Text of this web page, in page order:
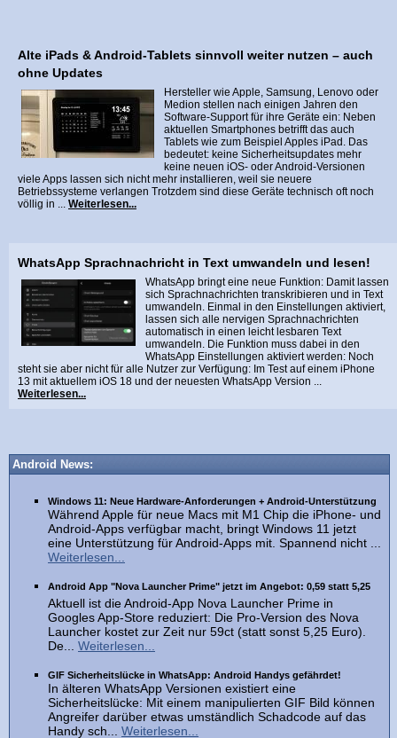
Alte iPads & Android‑Tablets sinnvoll weiter nutzen – auch
ohne Updates
Hersteller wie Apple, Samsung, Lenovo oder
Medion stellen nach einigen Jahren den
Software‑Support für ihre Geräte ein: Neben
aktuellen Smartphones betrifft das auch
Tablets wie zum Beispiel Apples iPad. Das
bedeutet: keine Sicherheitsupdates mehr
keine neuen iOS‑ oder Android‑Versionen
viele Apps lassen sich nicht mehr installieren, weil sie neuere
Betriebssysteme verlangen Trotzdem sind diese Geräte technisch oft noch
völlig in ... Weiterlesen...
WhatsApp Sprachnachricht in Text umwandeln und lesen!
WhatsApp bringt eine neue Funktion: Damit lassen
sich Sprachnachrichten transkribieren und in Text
umwandeln. Einmal in den Einstellungen aktiviert,
lassen sich alle nervigen Sprachnachrichten
automatisch in einen leicht lesbaren Text
umwandeln. Die Funktion muss dabei in den
WhatsApp Einstellungen aktiviert werden: Noch
steht sie aber nicht für alle Nutzer zur Verfügung: Im Test auf einem iPhone
13 mit aktuellem iOS 18 und der neuesten WhatsApp Version ...
Weiterlesen...
Android News:
Windows 11: Neue Hardware-Anforderungen + Android-Unterstützung
Während Apple für neue Macs mit M1 Chip die iPhone- und
Android-Apps verfügbar macht, bringt Windows 11 jetzt
eine Unterstützung für Android-Apps mit. Spannend nicht ...
Weiterlesen...
Android App "Nova Launcher Prime" jetzt im Angebot: 0,59 statt 5,25
Aktuell ist die Android-App Nova Launcher Prime in
Googles App-Store reduziert: Die Pro-Version des Nova
Launcher kostet zur Zeit nur 59ct (statt sonst 5,25 Euro).
De... Weiterlesen...
GIF Sicherheitslücke in WhatsApp: Android Handys gefährdet!
In älteren WhatsApp Versionen existiert eine
Sicherheitslücke: Mit einem manipulierten GIF Bild können
Angreifer darüber etwas umständlich Schadcode auf das
Handy sch... Weiterlesen...